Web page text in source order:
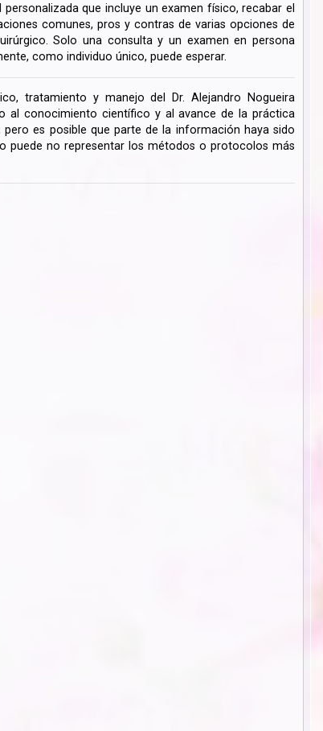
que incluye un examen físico, recabar el
comunes, pros y contras de varias opciones de
Solo una consulta y un examen en persona
como individuo único, puede esperar.
tratamiento y manejo del Dr. Alejandro Nogueira
al conocimiento científico y al avance de la práctica
es posible que parte de la información haya sido
puede no representar los métodos o protocolos más